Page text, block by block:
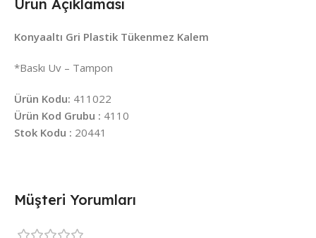
Ürün Açıklaması
Konyaaltı Gri Plastik Tükenmez Kalem
*Baskı Uv – Tampon
Ürün Kodu: 411022
Ürün Kod Grubu : 4110
Stok Kodu : 20441
Müşteri Yorumları